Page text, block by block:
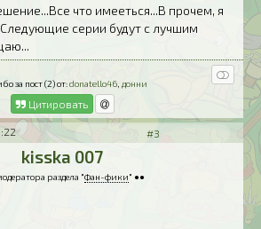
что имееться...В прочем, я
серии будут с лучшим
за пост (2) от: donatello46, донни
Цитировать
#3
kisska 007
раздела "Фан-фики" ●●